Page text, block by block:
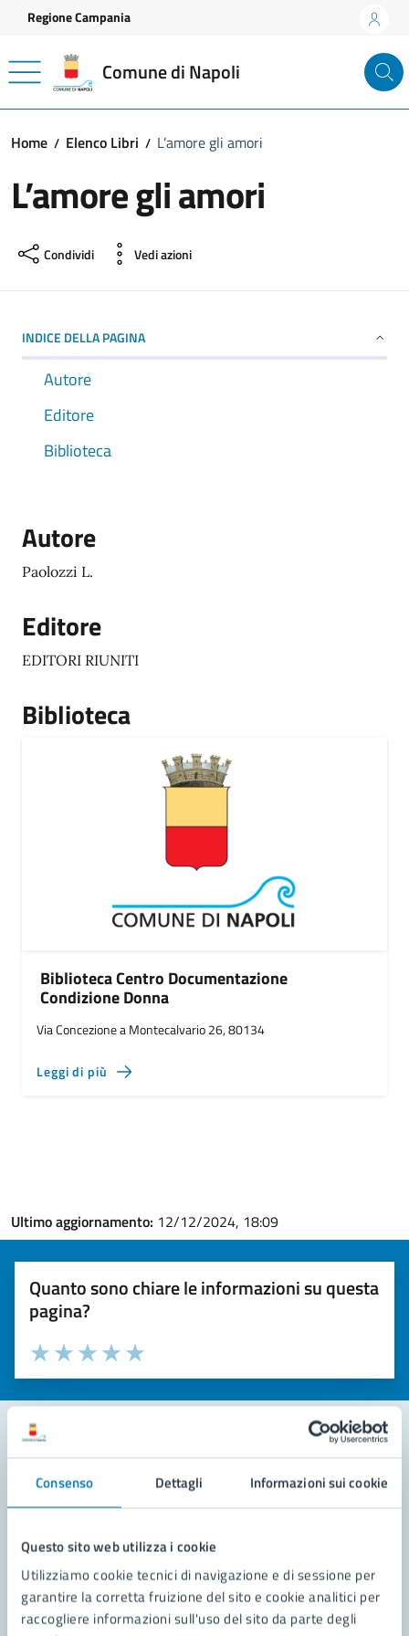
Consenso Dettagli Informazioni sui cookie
Questo sito web utilizza i cookie
Utilizziamo cookie tecnici di navigazione e di sessione per
garantire la corretta fruizione del sito e cookie analitici per
raccogliere informazioni sull'uso del sito da parte degli
Vai ai contenuti
Vai al footer
Regione Campania
Comune di Napoli
Home Elenco Libri L’amore gli amori
L’amore gli amori
Condividi Vedi azioni
INDICE DELLA PAGINA
Autore
Editore
Biblioteca
Autore
Paolozzi L.
Editore
EDITORI RIUNITI
Biblioteca
Biblioteca Centro Documentazione
Condizione Donna
Via Concezione a Montecalvario 26, 80134
Leggi di più
Ultimo aggiornamento: 12/12/2024, 18:09
Quanto sono chiare le informazioni su questa
pagina?
Valuta la chiarezza delle informazioni (da 1 a 5 stelle)
Seleziona il numero di stelle per valutare la chiarezza delle
Valuta 5 stelle su 5
Valuta 4 stelle su 5
Valuta 3 stelle su 5
Valuta 2 stelle su 5
Valuta 1 stelle su 5
Contatta il comune
Leggi le domande frequenti
Richiedi assistenza
Prenota appuntamento